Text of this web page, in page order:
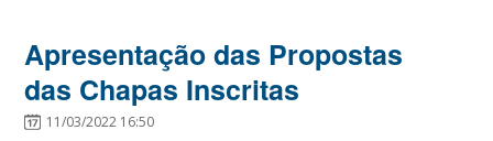
Apresentação das Propostas
das Chapas Inscritas
11/03/2022 16:50